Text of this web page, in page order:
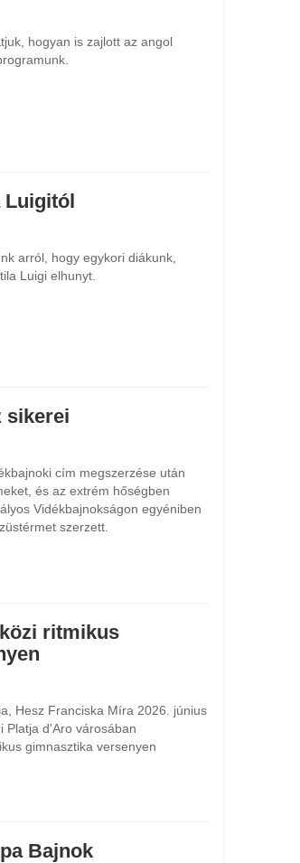
hogyan is zajlott az angol
Luigitól
arról, hogy egykori diákunk,
Luigi elhunyt.
sikerei
cím megszerzése után
és az extrém hőségben
Vidékbajnokságon egyéniben
szerzett.
ritmikus
Hesz Franciska Míra 2026. június
Platja d'Aro városában
gimnasztika versenyen
Bajnok